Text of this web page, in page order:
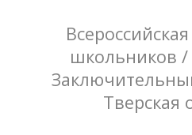
школьников /
Тверская